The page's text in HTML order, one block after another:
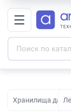
Хранилища